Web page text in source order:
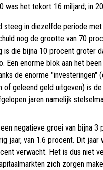
was het tekort 16 miljard; in
steeg in diezelfde periode
nog de grootte van 70
is die bijna 10 procent groter
Een enorme blok aan het
de enorme "investeringen"
of geleend geld uitgeven) is
jaren namelijk
negatieve groei van bijna 3
jaar, van 1.6 procent. Dit jaar
verwacht. Het is dus niet
zich zorgen